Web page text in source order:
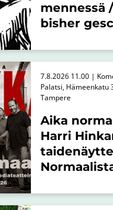
mennessä
bisher
Aika
Harri
7.8.2026 11.00 |
Palatsi, Hämeenkatu
Tampere